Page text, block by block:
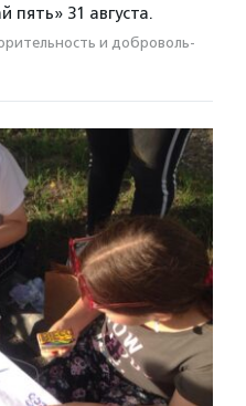
31 августа.
и доброволь­